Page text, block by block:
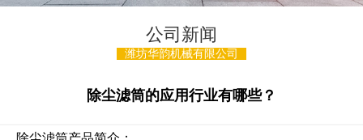
公司新闻
潍坊华韵机械有限公司
除尘滤筒的应用行业有哪些？